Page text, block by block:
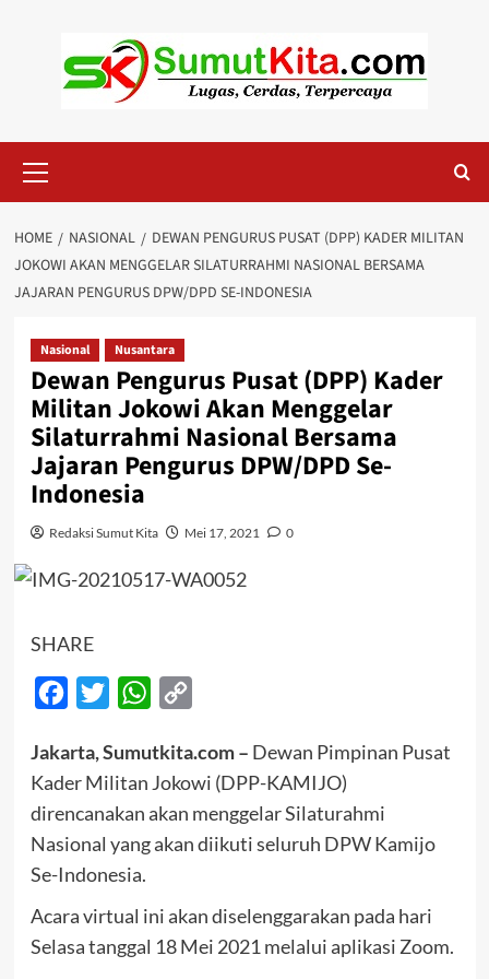
Menu
HOME NASIONAL
DEWAN PENGURUS PUSAT (DPP) KADER MILITAN
JOKOWI AKAN MENGGELAR SILATURRAHMI NASIONAL BERSAMA
JAJARAN PENGURUS DPW/DPD SE-INDONESIA
Nasional Nusantara
Dewan Pengurus Pusat (DPP) Kader
Militan Jokowi Akan Menggelar
Silaturrahmi Nasional Bersama
Jajaran Pengurus DPW/DPD Se-
Indonesia
Redaksi Sumut Kita Mei 17, 2021 0
SHARE
Facebook
Twitter WhatsApp
Jakarta, Sumutkita.com – Dewan Pimpinan Pusat
Kader Militan Jokowi (DPP-KAMIJO)
direncanakan akan menggelar Silaturahmi
Nasional yang akan diikuti seluruh DPW Kamijo
Se-Indonesia.
Acara virtual ini akan diselenggarakan pada hari
Selasa tanggal 18 Mei 2021 melalui aplikasi Zoom.